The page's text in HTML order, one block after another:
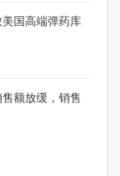
国高端弹药库
额放缓，销售